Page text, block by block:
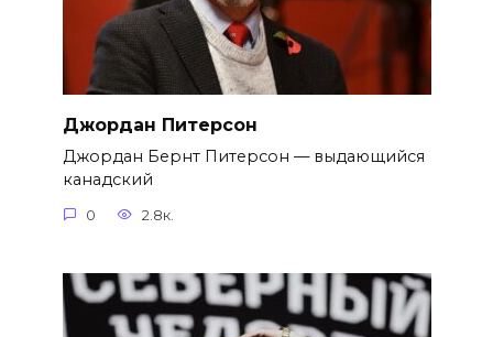
Джордан Питерсон
Джордан Бернт Питерсон — выдающийся
канадский
0 2.8к.